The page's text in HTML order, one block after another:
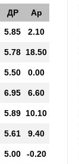
ДР
Ар
5.85 2.10
5.78 18.50
5.50 0.00
6.95 6.60
5.89 10.10
5.61 9.40
5.00 -0.20